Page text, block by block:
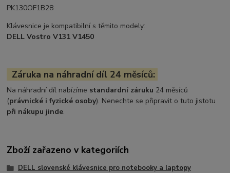
PK130OF1B28
Klávesnice je kompatibilní s těmito modely:
DELL Vostro V131 V1450
Záruka na náhradní díl 24 měsíců:
Na náhradní díl nabízíme standardní záruku 24 měsíců
(právnické i fyzické osoby). Nenechte se připravit o tuto jistotu
při nákupu jinde.
Zboží zařazeno v kategoriích
DELL slovenské klávesnice pro notebooky a laptopy